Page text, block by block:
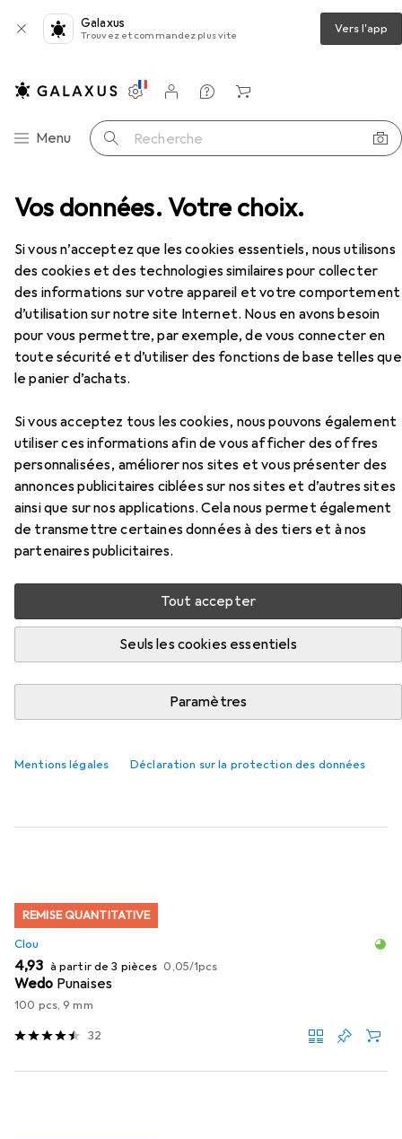
Vos données. Votre choix.
Si vous n’acceptez que les cookies essentiels, nous utilisons
des cookies et des technologies similaires pour collecter
des informations sur votre appareil et votre comportement
d’utilisation sur notre site Internet. Nous en avons besoin
pour vous permettre, par exemple, de vous connecter en
toute sécurité et d’utiliser des fonctions de base telles que
le panier d’achats.
Si vous acceptez tous les cookies, nous pouvons également
utiliser ces informations afin de vous afficher des offres
personnalisées, améliorer nos sites et vous présenter des
annonces publicitaires ciblées sur nos sites et d’autres sites
ainsi que sur nos applications. Cela nous permet également
de transmettre certaines données à des tiers et à nos
partenaires publicitaires.
Tout accepter
Seuls les cookies essentiels
Paramètres
Mentions légales Déclaration sur la protection des données
Galaxus
Trouvez et commandez plus vite Vers l'app
Navigation par catégorie
Menu Recherche
Paramètres
Compte client
Listes de comparaison
Listes d'envies
Panier
Marteau Black & Decker marteau de monteur
12,90
Black & Decker marteau de monteur
200 g
Accessoires pour Black & Decker
marteau de monteur
Ici, vous trouverez des accessoires compatibles avec le
produit Black & Decker marteau de monteur des
catégories Clou et Outils de frappe : accessoires.
Populaire Clou Outils De Frappe : Accessoires
Pertinence
Liste des produits
EUR
16,90 EUR
0,02/1pcs
815 pcs, 60 mm
REMISE QUANTITATIVE
Clou
EUR
4,93 à partir de 3 pièces EUR
0,05/1pcs
Wedo Punaises
100 pcs, 9 mm
32